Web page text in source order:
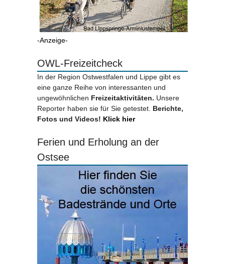
-Anzeige-
OWL-Freizeitcheck
In der Region Ostwestfalen und Lippe gibt es
eine ganze Reihe von interessanten und
ungewöhnlichen Freizeitaktivitäten. Unsere
Reporter haben sie für Sie getestet. Berichte,
Fotos und Videos! Klick hier
Ferien und Erholung an der
Ostsee